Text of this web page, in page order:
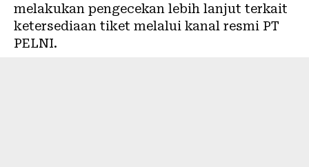
melakukan pengecekan lebih lanjut terkait
ketersediaan tiket melalui kanal resmi PT
PELNI.